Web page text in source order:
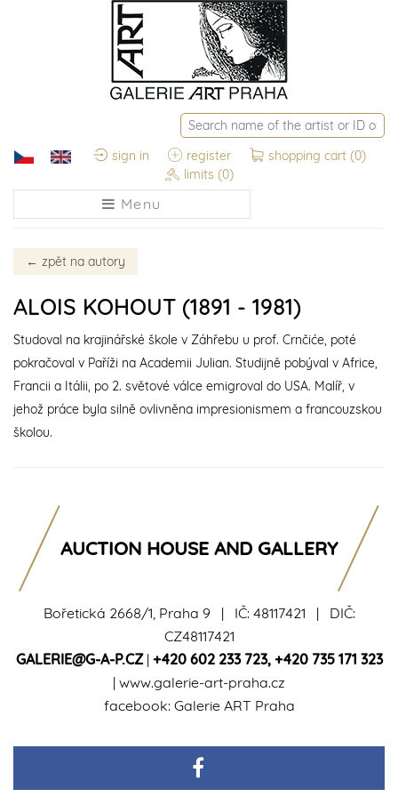
sign in register shopping cart (0)
limits (0)
Menu
← zpět na autory
ALOIS KOHOUT (1891 - 1981)
Studoval na krajinářské škole v Záhřebu u prof. Crnčiće, poté
pokračoval v Paříži na Academii Julian. Studijně pobýval v Africe,
Francii a Itálii, po 2. světové válce emigroval do USA. Malíř, v
jehož práce byla silně ovlivněna impresionismem a francouzskou
školou.
Bořetická 2668/1, Praha 9 | IČ: 48117421 | DIČ:
CZ48117421
GALERIE@G-A-P.CZ| +420 602 233 723, +420 735 171 323
| www.galerie-art-praha.cz
facebook: Galerie ART Praha
AUCTION HOUSE AND GALLERY